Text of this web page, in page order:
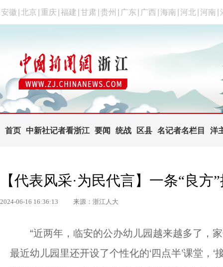
安徽 北京 重庆 福建 甘肃 贵州 广东 广西 海南 河北 河南
首页 中新社记者看浙江 要闻 统战 区县 名记者名栏目 洋
【代表风采·为民代言】一条“良
2024-06-16 16:36:13 来源：浙江人大
“近两年，临安的公办幼儿园越来越多了，家
最近幼儿园里还开设了个性化的‘四点半’课堂，